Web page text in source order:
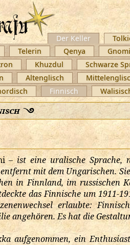
Der Keller
Telerin Qenya
Khuzdul
Schwarze
Altenglisch
Finnisch
– ist eine uralische Sprache,
mit dem Ungarischen.
in Finnland, im russischen
das Finnische um 1911-
erlaubte:
angehören. Es hat die
aufgenommen, ein